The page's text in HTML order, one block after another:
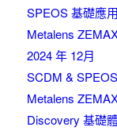
SPEOS 基礎應
Metalens
2024 年 12月
SCDM &
Metalens
Discovery 基礎